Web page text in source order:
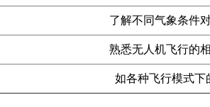
了解不同气象条件
熟悉无人机飞行的
如各种飞行模式下